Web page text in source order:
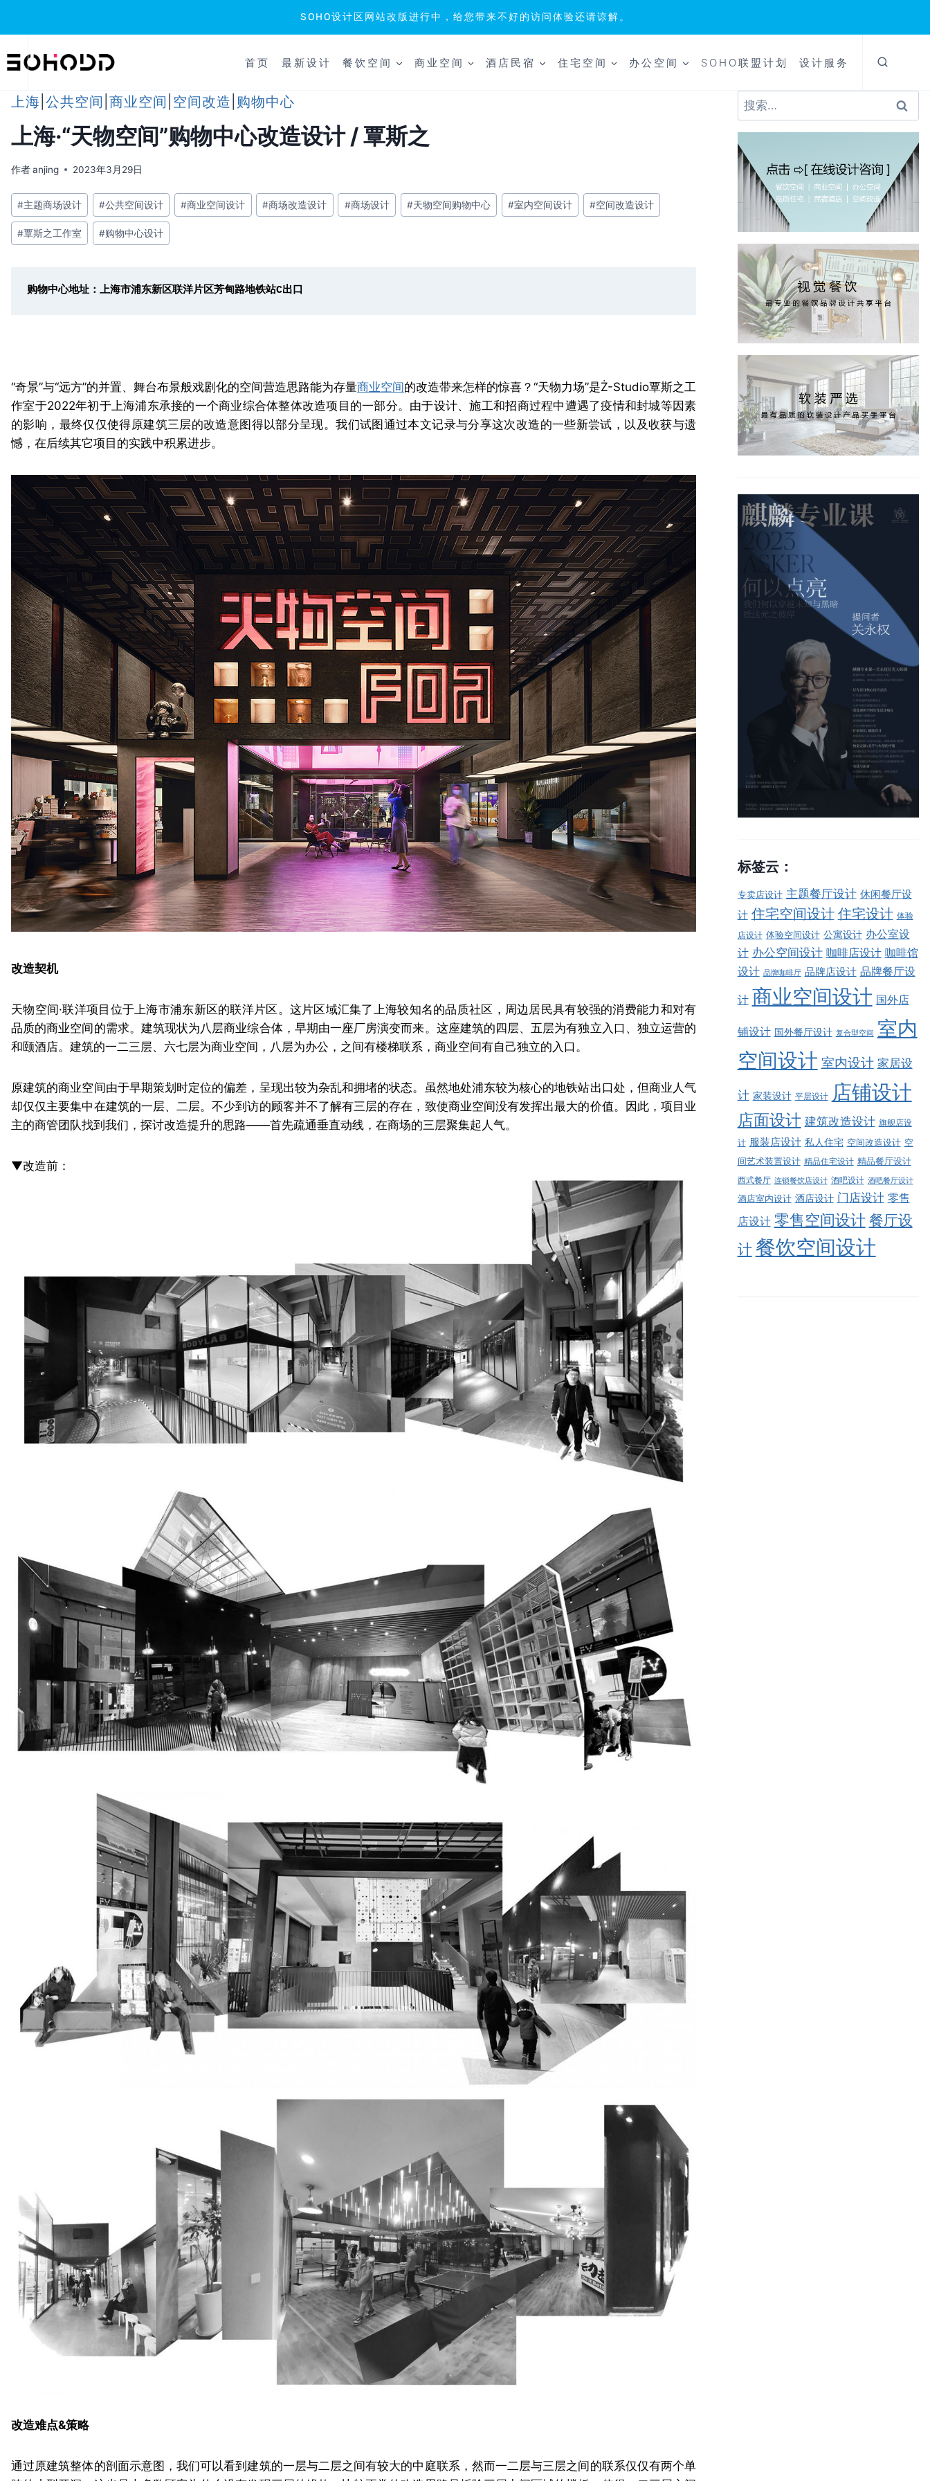
SOHO设计区网站改版进行中，给您带来不好的访问体验还请谅解。
到
首页 最新设计 餐饮空间 商业空间 酒店民宿 住宅空间 办公空间 SOHO联盟计划 设计服务
上海 公共空间 商业空间 空间改造 购物中心
上海·“天物空间”购物中心改造设计 / 覃斯之
作者anjing 2023年3月29日
文
章
标
#主题商场设计 #公共空间设计 #商业空间设计 #商场改造设计 #商场设计 #天物空间购物中心 #室内空间设计 #空间改造设计
#覃斯之工作室 #购物中心设计
购物中心地址：上海市浦东新区联洋片区芳甸路地铁站C出口
“奇景”与“远方”的并置、舞台布景般戏剧化的空间营造思路能为存量商业空间的改造带来怎样的惊喜？“天物力场”是Ż-Studio覃斯之工
作室于2022年初于上海浦东承接的一个商业综合体整体改造项目的一部分。由于设计、施工和招商过程中遭遇了疫情和封城等因素
的影响，最终仅仅使得原建筑三层的改造意图得以部分呈现。我们试图通过本文记录与分享这次改造的一些新尝试，以及收获与遗
憾，在后续其它项目的实践中积累进步。
改造契机
天物空间·联洋项目位于上海市浦东新区的联洋片区。这片区域汇集了上海较知名的品质社区，周边居民具有较强的消费能力和对有
品质的商业空间的需求。建筑现状为八层商业综合体，早期由一座厂房演变而来。这座建筑的四层、五层为有独立入口、独立运营的
和颐酒店。建筑的一二三层、六七层为商业空间，八层为办公，之间有楼梯联系，商业空间有自己独立的入口。
原建筑的商业空间由于早期策划时定位的偏差，呈现出较为杂乱和拥堵的状态。虽然地处浦东较为核心的地铁站出口处，但商业人气
却仅仅主要集中在建筑的一层、二层。不少到访的顾客并不了解有三层的存在，致使商业空间没有发挥出最大的价值。因此，项目业
主的商管团队找到我们，探讨改造提升的思路——首先疏通垂直动线，在商场的三层聚集起人气。
▼改造前：
改造难点&策略
通过原建筑整体的剖面示意图，我们可以看到建筑的一层与二层之间有较大的中庭联系，然而一二层与三层之间的联系仅仅有两个单
搜
索：
标签云：
专卖店设计 主题餐厅设计 休闲餐厅设
计 住宅空间设计 住宅设计 体验
店设计 体验空间设计 公寓设计 办公室设
计 办公空间设计 咖啡店设计 咖啡馆
设计 品牌咖啡厅 品牌店设计 品牌餐厅设
计 商业空间设计 国外店
铺设计 国外餐厅设计 复合型空间
室内
空间设计 室内设计 家居设
计 家装设计 平层设计 店铺设计
店面设计 建筑改造设计 旗舰店设
计 服装店设计 私人住宅 空间改造设计 空
间艺术装置设计 精品住宅设计 精品餐厅设计
西式餐厅 连锁餐饮店设计 酒吧设计 酒吧餐厅设计
酒店室内设计 酒店设计 门店设计 零售
店设计 零售空间设计 餐厅设
计 餐饮空间设计